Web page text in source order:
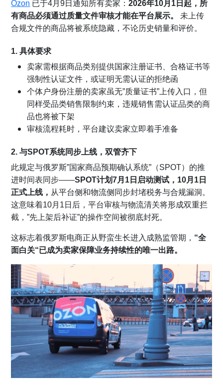
Ozon 已于4月9日通知所有卖家：2026年10月1日起，所
有商品必须通过质量文件审核才能在平台展示。
未上传
合规文件的商品将被系统隐藏，不论历史销量和评价。
1. 具体要求
卖家需根据商品类别提供国家注册证书、合格证书等
强制性认证文件，或证明无需认证的拒绝函
个体户身份注册的卖家虽无”质量证书”上传入口，但
同样受品类销售限制约束，违规销售需认证品类的商
品也将被下架
审核流程耗时，平台建议卖家立即着手准备
2. 与SPOT系统同步上线，双管齐下
此规定与俄罗斯”国家商品预期确认系统”（SPOT）的推
进时间表同步——SPOT计划7月1日启动测试，10月1日
正式上线， 从平台侧和物流侧同步封堵税务与合规漏洞。
这意味着10月1日后，平台审核与物流清关将形成双重拦
截，”先上架后补证”的操作空间被彻底封死。
这标志着俄罗斯电商正从野蛮生长进入成熟监管期， “全
面白关“已成为卖家保障业务持续性的唯一出路。